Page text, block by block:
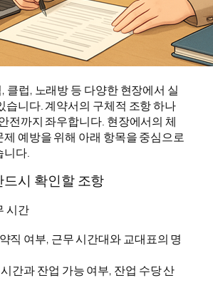
클럽, 노래방 등 다양한 현장에서 실
습니다. 계약서의 구체적 조항 하나
전까지 좌우합니다. 현장에서의 체
예방을 위해 아래 항목을 중심으로
니다.
시 확인할 조항
시간
직 여부, 근무 시간대와 교대표의 명
간과 잔업 가능 여부, 잔업 수당 산